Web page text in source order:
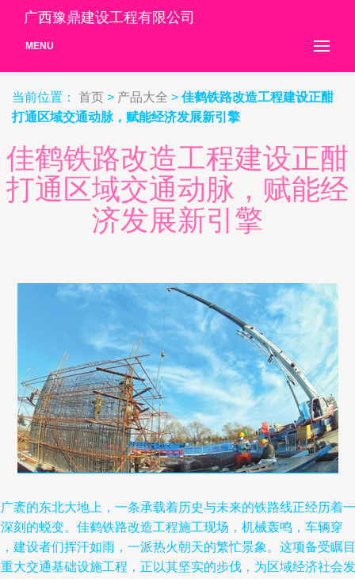
广西豫鼎建设工程有限公司
MENU
当前位置： 首页 > 产品大全 > 佳鹤铁路改造工程建设正酣
打通区域交通动脉，赋能经济发展新引擎
佳鹤铁路改造工程建设正酣
打通区域交通动脉，赋能经
济发展新引擎
袤的东北大地上，一条承载着历史与未来的铁路线正经历着一
刻的蜕变。佳鹤铁路改造工程施工现场，机械轰鸣，车辆穿
建设者们挥汗如雨，一派热火朝天的繁忙景象。这项备受瞩目
大交通基础设施工程，正以其坚实的步伐，为区域经济社会发